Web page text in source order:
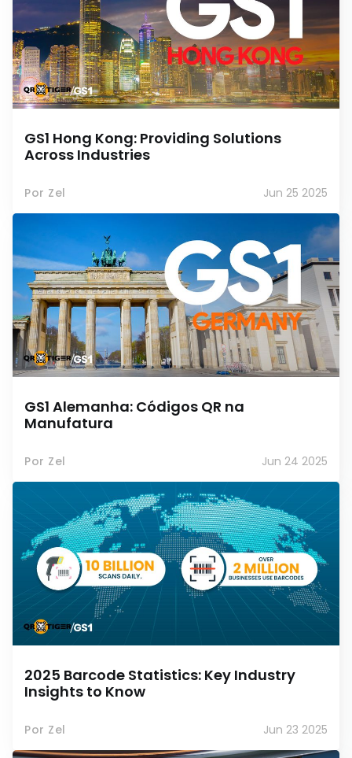
GS1 Hong Kong: Providing Solutions
Across Industries
Por Zel Jun 25 2025
GS1 Alemanha: Códigos QR na
Manufatura
Por Zel Jun 24 2025
2025 Barcode Statistics: Key Industry
Insights to Know
Por Zel Jun 23 2025